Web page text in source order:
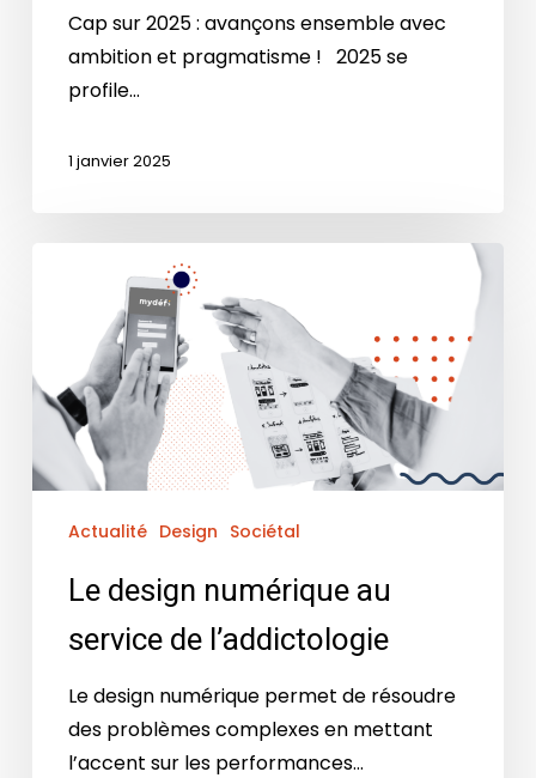
Cap sur 2025 : avançons ensemble avec
ambition et pragmatisme ! 2025 se
profile…
1 janvier 2025
Actualité Design Sociétal
Le design numérique au
service de l’addictologie
Le design numérique permet de résoudre
des problèmes complexes en mettant
l’accent sur les performances…